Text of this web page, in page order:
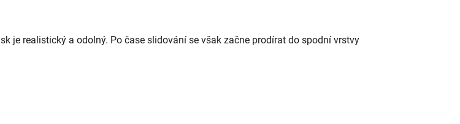
je realistický a odolný. Po čase slidování se však začne prodírat do spodní vrstvy